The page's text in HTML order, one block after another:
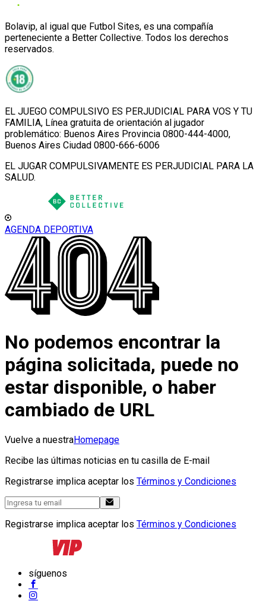
Bolavip, al igual que Futbol Sites, es una compañía
perteneciente a Better Collective. Todos los derechos
reservados.
EL JUEGO COMPULSIVO ES PERJUDICIAL PARA VOS Y TU
FAMILIA, Línea gratuita de orientación al jugador
problemático: Buenos Aires Provincia 0800-444-4000,
Buenos Aires Ciudad 0800-666-6006
EL JUGAR COMPULSIVAMENTE ES PERJUDICIAL PARA LA
SALUD.
AGENDA DEPORTIVA
No podemos encontrar la
página solicitada, puede no
estar disponible, o haber
cambiado de URL
Vuelve a nuestraHomepage
Recibe las últimas noticias en tu casilla de E-mail
Registrarse implica aceptar los Términos y Condiciones
Registrarse implica aceptar los Términos y Condiciones
síguenos